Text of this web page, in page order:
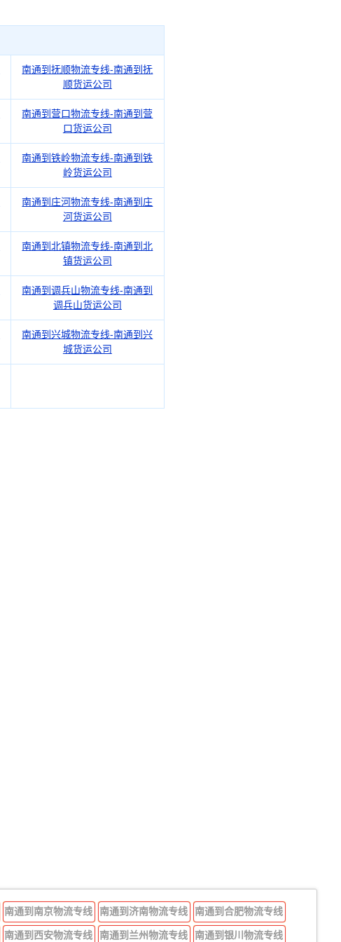
南通到抚顺物流专线-南通到抚
顺货运公司
南通到营口物流专线-南通到营
口货运公司
南通到铁岭物流专线-南通到铁
岭货运公司
南通到庄河物流专线-南通到庄
河货运公司
南通到北镇物流专线-南通到北
镇货运公司
南通到调兵山物流专线-南通到
调兵山货运公司
南通到兴城物流专线-南通到兴
城货运公司
南通到南京物流专线 南通到济南物流专线 南通到合肥物流专线
南通到西安物流专线 南通到兰州物流专线 南通到银川物流专线